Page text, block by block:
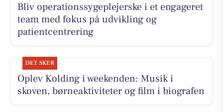
Bliv operationssygeplejerske i et engageret
team med fokus på udvikling og
patientcentrering
DET SKER
Oplev Kolding i weekenden: Musik i
skoven, børneaktiviteter og film i biografen